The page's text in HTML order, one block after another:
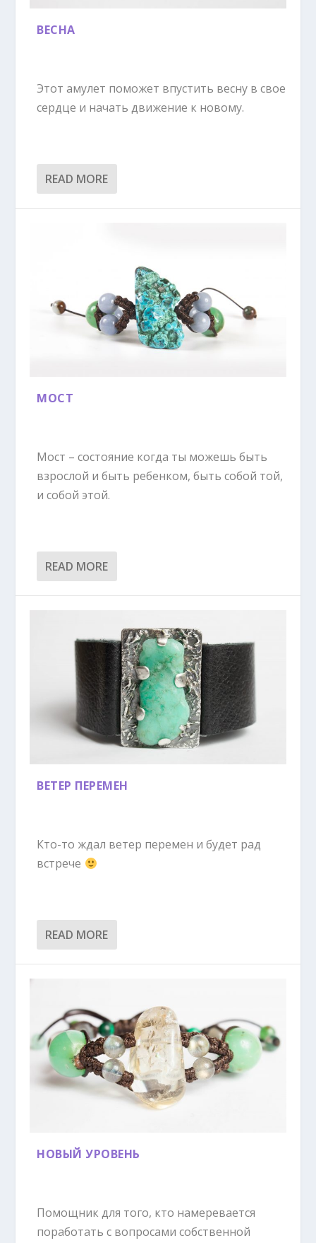
ВЕСНА
Этот амулет поможет впустить весну в свое
сердце и начать движение к новому.
READ MORE
МОСТ
Мост – состояние когда ты можешь быть
взрослой и быть ребенком, быть собой той,
и собой этой.
READ MORE
ВЕТЕР ПЕРЕМЕН
Кто-то ждал ветер перемен и будет рад
встрече
READ MORE
НОВЫЙ УРОВЕНЬ
Помощник для того, кто намеревается
поработать с вопросами собственной